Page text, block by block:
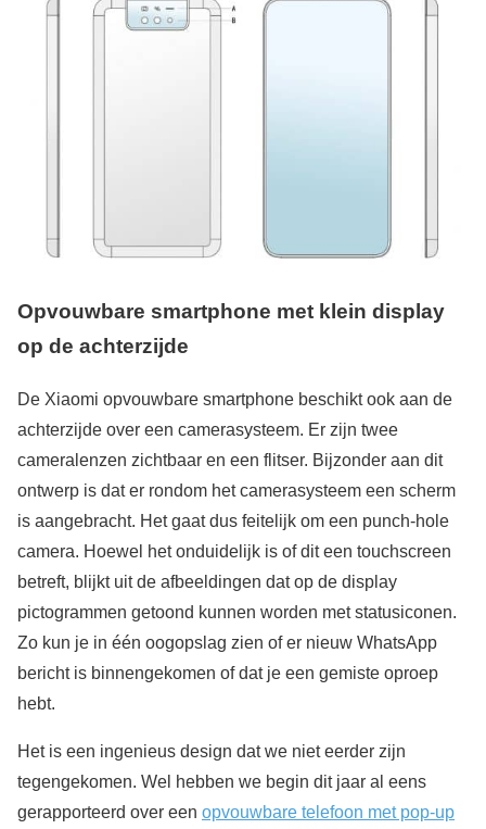
Opvouwbare smartphone met klein display
op de achterzijde
De Xiaomi opvouwbare smartphone beschikt ook aan de
achterzijde over een camerasysteem. Er zijn twee
cameralenzen zichtbaar en een flitser. Bijzonder aan dit
ontwerp is dat er rondom het camerasysteem een scherm
is aangebracht. Het gaat dus feitelijk om een punch-hole
camera. Hoewel het onduidelijk is of dit een touchscreen
betreft, blijkt uit de afbeeldingen dat op de display
pictogrammen getoond kunnen worden met statusiconen.
Zo kun je in één oogopslag zien of er nieuw WhatsApp
bericht is binnengekomen of dat je een gemiste oproep
hebt.
Het is een ingenieus design dat we niet eerder zijn
tegengekomen. Wel hebben we begin dit jaar al eens
gerapporteerd over een opvouwbare telefoon met pop-up